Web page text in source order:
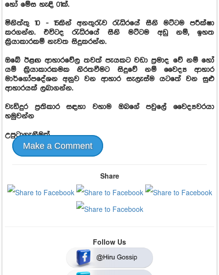
හෝ මේස හැඳි 01ක්.
මිනිත්තු 10 - 15කින් අනතුරැව රැධිරයේ සීනි මට්ටම පරීක්ෂා
කරගන්න. එවිටද රැධිරයේ සීනි මට්ටම අඩු නම්, ඉහත
ක්‍රියාකාරකම් නැවත සිදුකරන්න.
ඔබේ ඊළඟ ආහාරවේල තවත් පැයකට වඩා ප්‍රමාද වේ නම් හෝ
යම් ක්‍රියාකාරකමක නිරතවීමට සිදුවේ නම් වෛද්‍ය ආහාර
මාර්ගෝපදේශන අනුව වන ආහාර සැලැස්ම යටතේ වන සුළු
ආහාරයක් ලබාගන්න.
වැඩිදුර ප්‍රතිකාර සඳහා වහාම ඔබගේ පවුලේ වෛද්‍යවරයා
හමුවන්න
උපුටාගැනීමක්
Make a Comment
Share
Follow Us